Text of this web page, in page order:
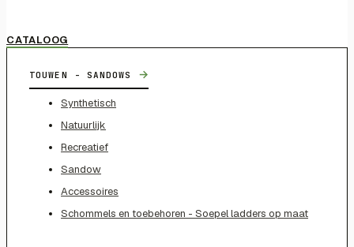
CATALOOG
TOUWEN - SANDOWS →
Synthetisch
Natuurlijk
Recreatief
Sandow
Accessoires
Schommels en toebehoren - Soepel ladders op maat